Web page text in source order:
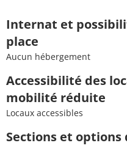
Internat et
place
Aucun hébergement
Accessibilité des
mobilité réduite
Locaux accessibles
Sections et